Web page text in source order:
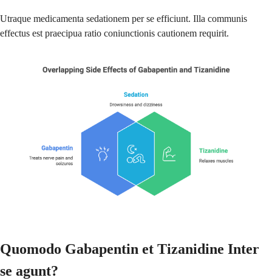
Utraque medicamenta sedationem per se efficiunt. Illa communis
effectus est praecipua ratio coniunctionis cautionem requirit.
Quomodo Gabapentin et Tizanidine Inter
se agunt?